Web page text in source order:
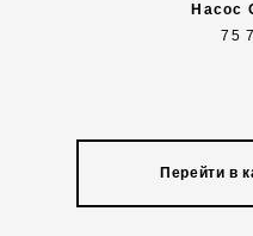
Насос
75
Перейти в